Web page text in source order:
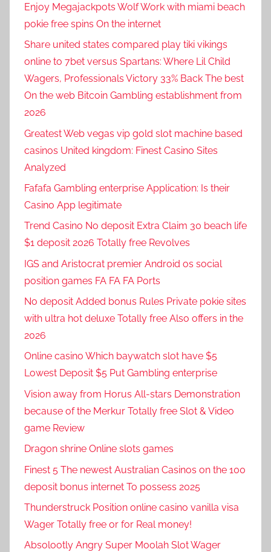
Enjoy Megajackpots Wolf Work with miami beach
pokie free spins On the internet
Share united states compared play tiki vikings
online to 7bet versus Spartans: Where Lil Child
Wagers, Professionals Victory 33% Back The best
On the web Bitcoin Gambling establishment from
2026
Greatest Web vegas vip gold slot machine based
casinos United kingdom: Finest Casino Sites
Analyzed
Fafafa Gambling enterprise Application: Is their
Casino App legitimate
Trend Casino No deposit Extra Claim 30 beach life
$1 deposit 2026 Totally free Revolves
IGS and Aristocrat premier Android os social
position games FA FA FA Ports
No deposit Added bonus Rules Private pokie sites
with ultra hot deluxe Totally free Also offers in the
2026
Online casino Which baywatch slot have $5
Lowest Deposit $5 Put Gambling enterprise
Vision away from Horus All-stars Demonstration
because of the Merkur Totally free Slot & Video
game Review
Dragon shrine Online slots games
Finest 5 The newest Australian Casinos on the 100
deposit bonus internet To possess 2025
Thunderstruck Position online casino vanilla visa
Wager Totally free or for Real money!
Absolootly Angry Super Moolah Slot Wager